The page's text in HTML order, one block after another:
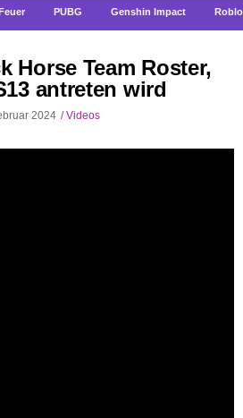
PUBG Genshin Impact
Horse Team Roster,
antreten wird
2024 / Videos